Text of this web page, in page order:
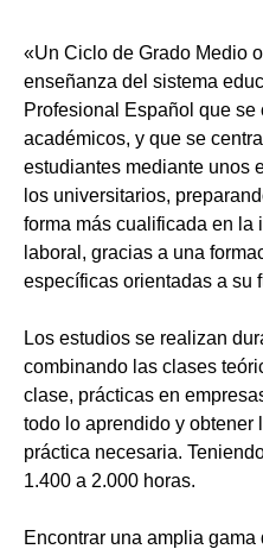
«Un Ciclo de Grado Medio
enseñanza del sistema
Profesional Español que se
académicos, y que se
estudiantes mediante unos
los universitarios,
forma más cualificada en la
laboral, gracias a una
específicas orientadas a su
Los estudios se realizan
combinando las clases
clase, prácticas en
todo lo aprendido y obtener
práctica necesaria.
1.400 a 2.000 horas.
Encontrar una amplia